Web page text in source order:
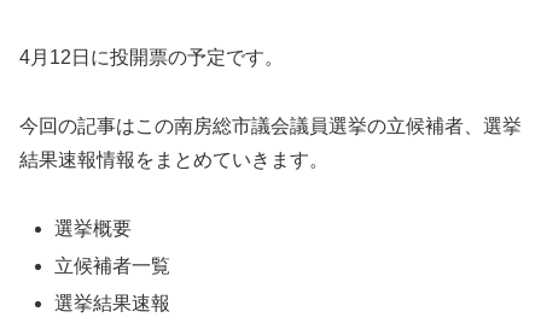
4月12日に投開票の予定です。
今回の記事はこの南房総市議会議員選挙の立候補者、選挙
結果速報情報をまとめていきます。
選挙概要
立候補者一覧
選挙結果速報